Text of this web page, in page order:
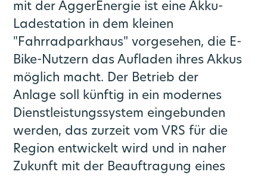
mit der AggerEnergie ist eine Akku-
Ladestation in dem kleinen
"Fahrradparkhaus" vorgesehen, die E-
Bike-Nutzern das Aufladen ihres Akkus
möglich macht. Der Betrieb der
Anlage soll künftig in ein modernes
Dienstleistungssystem eingebunden
werden, das zurzeit vom VRS für die
Region entwickelt wird und in naher
Zukunft mit der Beauftragung eines